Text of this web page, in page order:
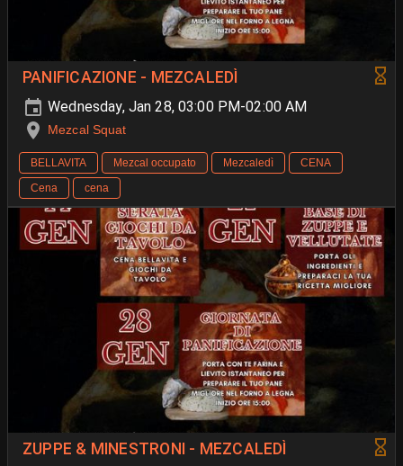
PANIFICAZIONE - MEZCALEDÌ
Wednesday, Jan 28, 03:00 PM-02:00 AM
Mezcal Squat
BELLAVITA Mezcal occupato Mezcaledì
CENA
Cena
cena
ZUPPE & MINESTRONI - MEZCALEDÌ